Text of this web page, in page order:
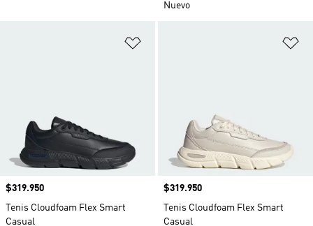
Nuevo
Precio
$319.950
Tenis Cloudfoam Flex Smart
Casual
Precio
$319.950
Tenis Cloudfoam Flex Smart
Casual